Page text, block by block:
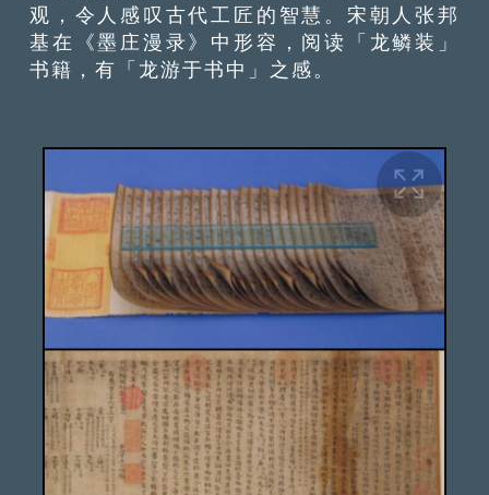
观，令人感叹古代工匠的智慧。宋朝人张邦
基在《墨庄漫录》中形容，阅读「龙鳞装」
书籍，有「龙游于书中」之感。